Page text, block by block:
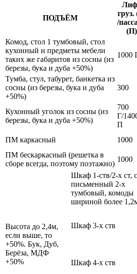
ПОДЪЁМ
груз.
/
(П)
Комод, стол 1 тумбовый, стол
кухонный и предметы мебели
таких же габаритов из сосны (из
березы, бука и дуба +50%)
1000
Тумба, стул, табурет, банкетка из
сосны (из березы, бука и дуба
+50%)
300
Кухонный уголок из сосны (из
березы, бука и дуба +50%)
700
Г/
П
ПМ каркасный 1000
ПМ бескаркасный (решетка в
сборе всегда, поэтому поэтажно)
1000
Высота до 2,4м,
если выше, то
+50%. Бук, Дуб,
Берёза, МДФ
+50%
Шкаф 1-ств/2-х ст,
письменный 2-х
тумбовый, комоды
шириной более
Шкаф 3-х ств
Шкаф 4-х ств